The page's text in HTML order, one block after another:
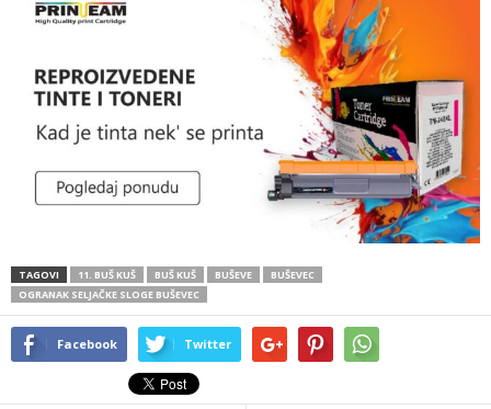
TAGOVI 11. BUŠ KUŠ BUŠ KUŠ BUŠEVE
BUŠEVEC
OGRANAK SELJAČKE SLOGE BUŠEVEC
Facebook Twitter